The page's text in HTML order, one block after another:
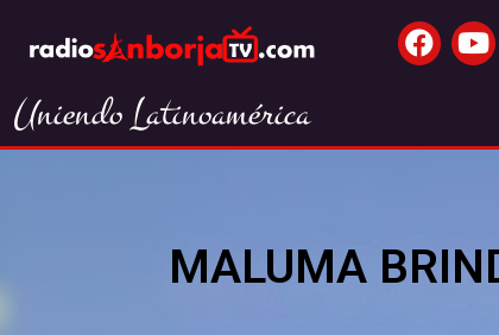
Uniendo Latinoamérica
MALUMA